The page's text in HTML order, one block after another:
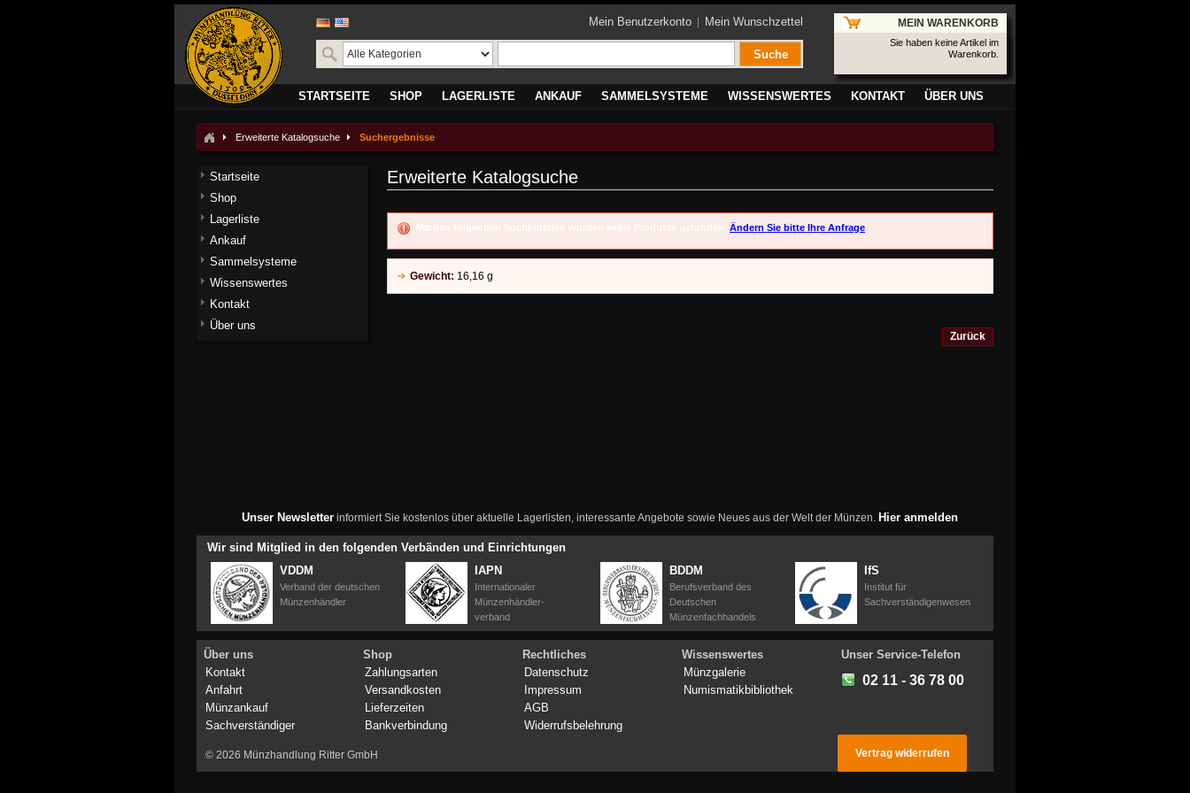
Mein Benutzerkonto Mein Wunschzettel
Suche
MEIN WARENKORB
Sie haben keine Artikel im
Warenkorb.
STARTSEITE SHOP LAGERLISTE ANKAUF SAMMELSYSTEME WISSENSWERTES KONTAKT ÜBER UNS
Erweiterte Katalogsuche Suchergebnisse
Erweiterte Katalogsuche
Mit den folgenden Suchkriterien wurden keine Produkte gefunden. Ändern Sie bitte Ihre Anfrage
Gewicht: 16,16 g
Zurück
Startseite
Shop
Lagerliste
Ankauf
Sammelsysteme
Wissenswertes
Kontakt
Über uns
Unser Newsletterinformiert Sie kostenlos über aktuelle Lagerlisten, interessante Angebote sowie Neues aus der Welt der Münzen. Hier anmelden
Wir sind Mitglied in den folgenden Verbänden und Einrichtungen
VDDM
Verband der deutschen
Münzenhändler
IAPN
Internationaler
Münzenhändler-
verband
BDDM
Berufsverband des
Deutschen
Münzenfachhandels
IfS
Institut für
Sachverständigenwesen
Über uns
Kontakt
Anfahrt
Münzankauf
Sachverständiger
Shop
Zahlungsarten
Versandkosten
Lieferzeiten
Bankverbindung
Rechtliches
Datenschutz
Impressum
AGB
Widerrufsbelehrung
Wissenswertes
Münzgalerie
Numismatikbibliothek
Unser Service-Telefon
02 11 - 36 78 00
© 2026 Münzhandlung Ritter GmbH Vertrag widerrufen